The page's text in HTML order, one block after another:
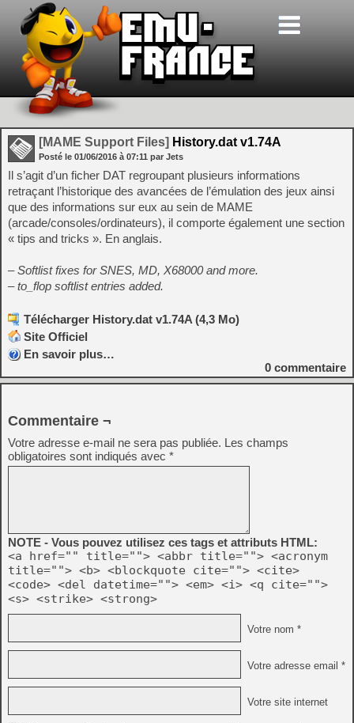
[MAME Support Files] History.dat v1.74A
Posté le 01/06/2016 à 07:11 par Jets
Il s’agit d’un ficher DAT regroupant plusieurs informations
retraçant l’historique des avancées de l’émulation des jeux ainsi
que des informations sur eux au sein de MAME
(arcade/consoles/ordinateurs), il comporte également une section
« tips and tricks ». En anglais.
– Softlist fixes for SNES, MD, X68000 and more.
– to_flop softlist entries added.
Télécharger History.dat v1.74A (4,3 Mo)
Site Officiel
En savoir plus…
0 commentaire
Commentaire ¬
Votre adresse e-mail ne sera pas publiée. Les champs
obligatoires sont indiqués avec *
NOTE - Vous pouvez utilisez ces tags et attributs HTML:
<a href="" title=""> <abbr title=""> <acronym
title=""> <b> <blockquote cite=""> <cite>
<code> <del datetime=""> <em> <i> <q cite="">
<s> <strike> <strong>
Votre nom *
Votre adresse email *
Votre site internet